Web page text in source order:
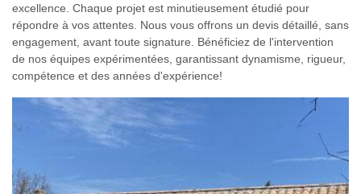
excellence. Chaque projet est minutieusement étudié pour
répondre à vos attentes. Nous vous offrons un devis détaillé, sans
engagement, avant toute signature. Bénéficiez de l'intervention
de nos équipes expérimentées, garantissant dynamisme, rigueur,
compétence et des années d'expérience!